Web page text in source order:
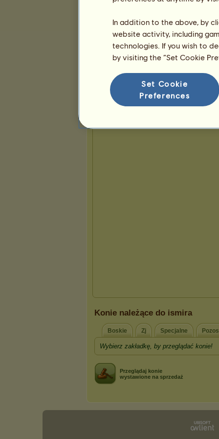
Prezentacja
Konie należące do ismira
Boskie Zj Specjalne
Wybierz zakładkę, by przeglądać konie!
Przeglądaj konie
wystawione na sprzedaż
In addition to the above, by
website activity, including
technologies. If you wish to
by visiting the “Set Cookie
Set Cookie
Preferences